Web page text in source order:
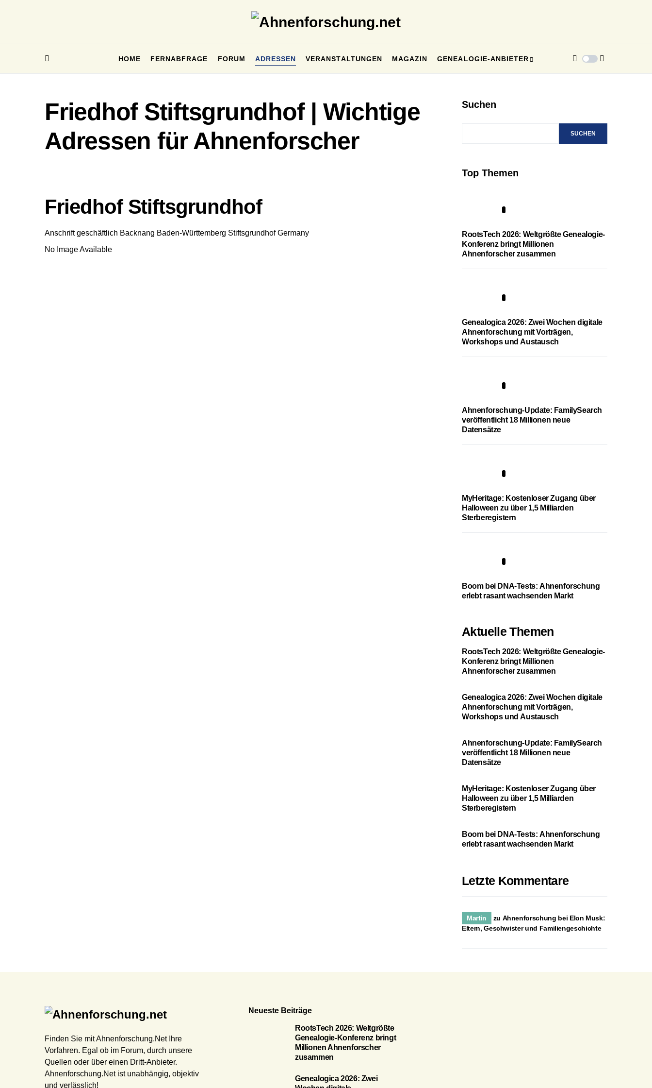
HOME FERNABFRAGE FORUM ADRESSEN VERANSTALTUNGEN MAGAZIN GENEALOGIE-ANBIETER
Friedhof Stiftsgrundhof | Wichtige
Adressen für Ahnenforscher
Friedhof Stiftsgrundhof
Anschrift geschäftlich Backnang Baden-Württemberg Stiftsgrundhof Germany
No Image Available
Suchen
SUCHEN
Top Themen
RootsTech 2026: Weltgrößte Genealogie-
Konferenz bringt Millionen
Ahnenforscher zusammen
Genealogica 2026: Zwei Wochen digitale
Ahnenforschung mit Vorträgen,
Workshops und Austausch
Ahnenforschung-Update: FamilySearch
veröffentlicht 18 Millionen neue
Datensätze
MyHeritage: Kostenloser Zugang über
Halloween zu über 1,5 Milliarden
Sterberegistern
Boom bei DNA-Tests: Ahnenforschung
erlebt rasant wachsenden Markt
Aktuelle Themen
RootsTech 2026: Weltgrößte Genealogie-
Konferenz bringt Millionen
Ahnenforscher zusammen
Genealogica 2026: Zwei Wochen digitale
Ahnenforschung mit Vorträgen,
Workshops und Austausch
Ahnenforschung-Update: FamilySearch
veröffentlicht 18 Millionen neue
Datensätze
MyHeritage: Kostenloser Zugang über
Halloween zu über 1,5 Milliarden
Sterberegistern
Boom bei DNA-Tests: Ahnenforschung
erlebt rasant wachsenden Markt
Letzte Kommentare
Martin zu Ahnenforschung bei Elon Musk:
Eltern, Geschwister und Familiengeschichte
Finden Sie mit Ahnenforschung.Net Ihre
Vorfahren. Egal ob im Forum, durch unsere
Quellen oder über einen Dritt-Anbieter.
Ahnenforschung.Net ist unabhängig, objektiv
und verlässlich!
Neueste Beiträge
RootsTech 2026: Weltgrößte
Genealogie-Konferenz bringt
Millionen Ahnenforscher
zusammen
Genealogica 2026: Zwei